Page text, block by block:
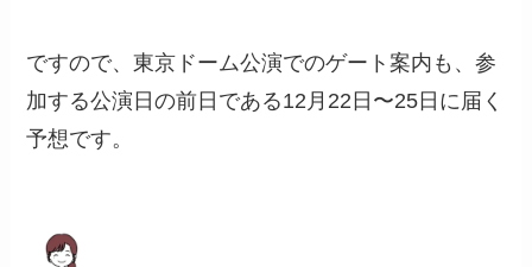
ですので、東京ドーム公演でのゲート案内も、参
加する公演日の前日である12月22日〜25日に届く
予想です。